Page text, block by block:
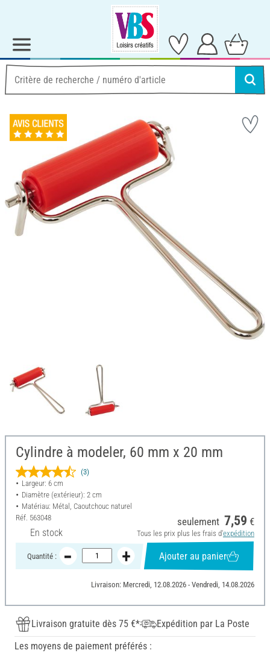
Cylindre à modeler, 60 mm x 20 mm
(3)
Largeur: 6 cm
Diamètre (extérieur): 2 cm
Matériau: Métal, Caoutchouc naturel
Réf. 563048
En stock
seulement 7,59 €
Tous les prix plus les frais d'expédition
Quantité : Ajouter au panier
Livraison: Mercredi, 12.08.2026 - Vendredi, 14.08.2026
Livraison gratuite dès 75 €*
Expédition par La Poste
Les moyens de paiement préférés :